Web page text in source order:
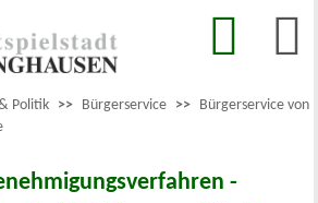
Politik >> Bürgerservice >> Bürgerservice von
-